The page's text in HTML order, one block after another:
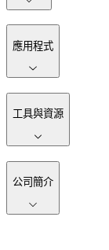
應用程式
工具與資源
公司簡介